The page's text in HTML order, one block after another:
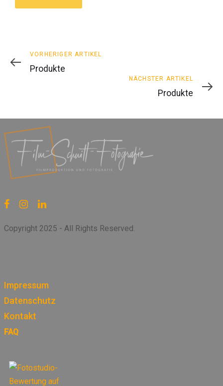
Vorheriger
Artikel
VORHERIGER ARTIKEL
Produkte
Nächster
NÄCHSTER ARTIKEL
Produkte
Copyright 2025 - All Rights Reserved.
Impressum
Datenschutz
Kontakt
FAQ